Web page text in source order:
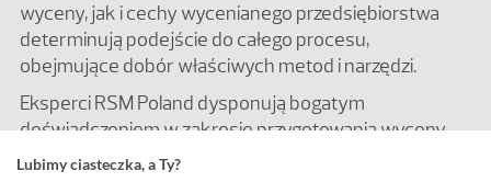
wyceny, jak i cechy wycenianego przedsiębiorstwa
determinują podejście do całego procesu,
obejmujące dobór właściwych metod i narzędzi.
Eksperci RSM Poland dysponują bogatym
doświadczeniem w zakresie przygotowania wyceny
przedsiębiorstwa. Dotychczas zrealizowaliśmy ok. 100
Lubimy ciasteczka, a Ty?